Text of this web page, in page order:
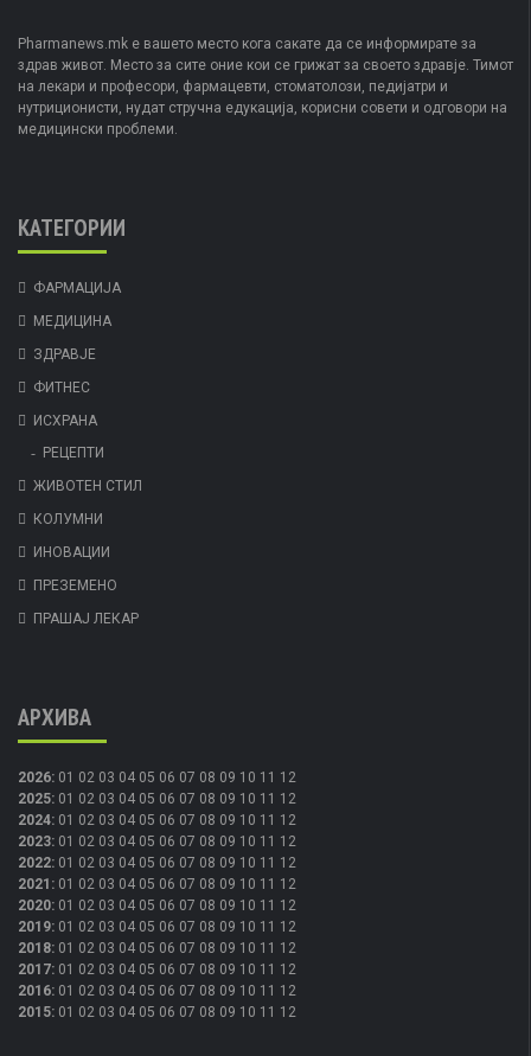
Pharmanews.mk е вашето место кога сакате да се информирате за
здрав живот. Место за сите оние кои се грижат за своето здравје. Тимот
на лекари и професори, фармацевти, стоматолози, педијатри и
нутриционисти, нудат стручна едукација, корисни совети и одговори на
медицински проблеми.
КАТЕГОРИИ
ФАРМАЦИЈА
МЕДИЦИНА
ЗДРАВЈЕ
ФИТНЕС
ИСХРАНА
РЕЦЕПТИ
ЖИВОТЕН СТИЛ
КОЛУМНИ
ИНОВАЦИИ
ПРЕЗЕМЕНО
ПРАШАЈ ЛЕКАР
АРХИВА
2026: 01 02 03 04 05 06 07 08 09 10 11 12
2025: 01 02 03 04 05 06 07 08 09 10 11 12
2024: 01 02 03 04 05 06 07 08 09 10 11 12
2023: 01 02 03 04 05 06 07 08 09 10 11 12
2022: 01 02 03 04 05 06 07 08 09 10 11 12
2021 : 01 02 03 04 05 06 07 08 09 10 11 12
2020: 01 02 03 04 05 06 07 08 09 10 11 12
2019: 01 02 03 04 05 06 07 08 09 10 11 12
2018: 01 02 03 04 05 06 07 08 09 10 11 12
2017: 01 02 03 04 05 06 07 08 09 10 11 12
2016: 01 02 03 04 05 06 07 08 09 10 11 12
2015: 01 02 03 04 05 06 07 08 09 10 11 12